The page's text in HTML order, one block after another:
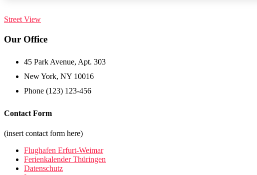
Street View
Our Office
45 Park Avenue, Apt. 303
New York, NY 10016
Phone (123) 123-456
Contact Form
(insert contact form here)
Flughafen Erfurt-Weimar
Ferienkalender Thüringen
Datenschutz